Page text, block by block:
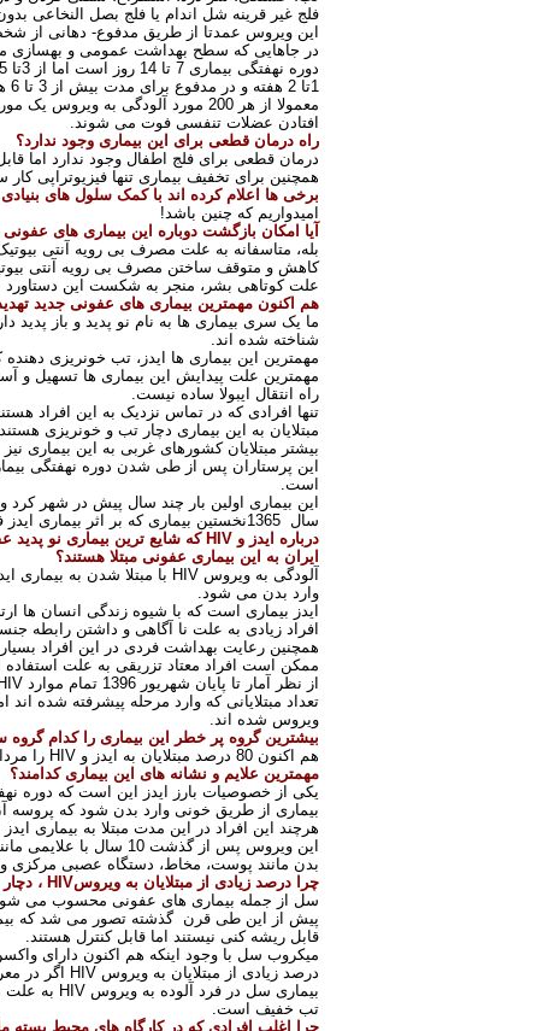
فلج غیر قرینه شل اندام یا فلج بصل النخاعی
این ویروس عمدتا از طریق مدفوع- دهانی از
در جاهایی که سطح بهداشت عمومی و بهسازی
1تا 2 هفته و در مدفوع برای مدت بیش از 3 تا 6 هفته دوام می آورد. بیش از 90 درصد از موارد فلج اطفال در کودکان زیر 5 سال اتفاق می افتد
افتادن عضلات تنفسی فوت می شوند.
راه درمان قطعی برای این بیماری وجود ندارد؟
درمان قطعی برای فلج اطفال وجود ندارد اما
همچنین برای تخفیف بیماری تنها فیزیوتراپی
برخی ها اعلام کرده اند با کمک سلول های
امیدواریم که چنین باشد!
آیا امکان بازگشت دوباره این بیماری های
بله، متاسفانه به علت مصرف بی رویه آنتی
کاهش و متوقف ساختن مصرف بی رویه آنتی
علت کوتاهی بشر، منجر به شکست این
هم اکنون مهمترین بیماری های عفونی جدید
ما یک سری بیماری ها به نام نو پدید و باز
شناخته شده اند.
مهمترین این بیماری ها ایدز، تب خونریزی دهنده
مهمترین علت پیدایش این بیماری ها تسهیل و
راه انتقال ایبولا ساده نیست.
تنها افرادی که در تماس نزدیک به این افراد
مبتلایان به این بیماری دچار تب و خونریزی
بیشتر مبتلایان کشورهای غربی به این بیماری
این پرستاران پس از طی شدن دوره نهفتگی
است.
این بیماری اولین بار چند سال پیش در شهر کرد
سال 1365نخستین بیماری که بر اثر بیماری
درباره ایدز و HIVکه شایع ترین بیماری نو
ایران به این بیماری عفونی مبتلا هستند؟
آلودگی به ویروس HIV با مبتلا شدن به بیماری
وارد بدن می شود.
ایدز بیماری است که با شیوه زندگی انسان ها
افراد زیادی به علت نا آگاهی و داشتن رابطه
همچنین رعایت بهداشت فردی در این افراد
ممکن است افراد معتاد تزریقی به علت
از نظر آمار تا پایان شهریور 1396 تمام موارد
HIV
ویروس شده اند.
بیشترین گروه پر خطر این بیماری را کدام
هم اکنون 80 درصد مبتلایان به ایدز و
HIV را مردان و 20 درصد را زنان تشکیل می دهند. همچنین 52 درصد این
مهمترین علایم و نشانه های این بیماری کدامند؟
بیماری از طریق خونی وارد بدن شود که پروسه
هرچند این افراد در این مدت مبتلا به بیماری
بدن مانند پوست، مخاط، دستگاه عصبی مرکزی و
چرا درصد زیادی از مبتلایان به ویروسHIV ،
سل از جمله بیماری های عفونی محسوب می
پیش از این طی قرن گذشته تصور می شد که
قابل ریشه کنی نیستند اما قابل کنترل هستند.
میکروب سل با وجود اینکه هم اکنون دارای
درصد زیادی از مبتلایان به ویروس HIV اگر در
بیماری سل در فرد آلوده به ویروس HIV به علت
تب خفیف است.
چرا اغلب افرادی که در کارگاه های محیط بسته